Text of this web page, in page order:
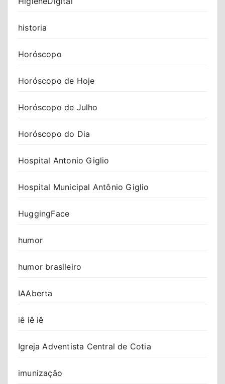
historia
Horóscopo
Horóscopo de Hoje
Horóscopo de Julho
Horóscopo do Dia
Hospital Antonio Giglio
Hospital Municipal Antônio Giglio
HuggingFace
humor
humor brasileiro
IAAberta
iê iê iê
Igreja Adventista Central de Cotia
imunização